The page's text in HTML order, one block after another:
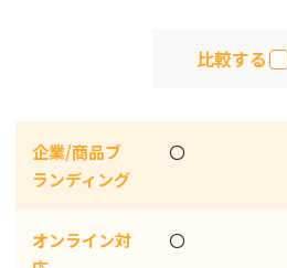
比較する
企業/商品ブ
ランディング
〇
オンライン対
〇